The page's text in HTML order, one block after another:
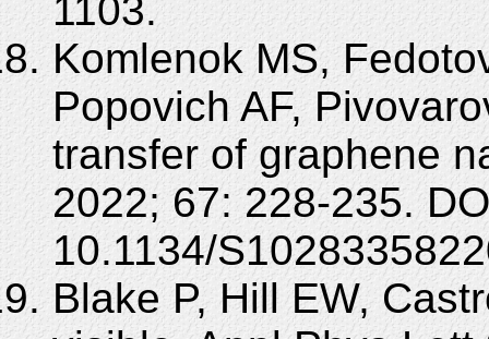
1103.
Komlenok MS,
Popovich AF,
transfer of graphene
2022; 67: 228-235.
10.1134/
Blake P, Hill EW,